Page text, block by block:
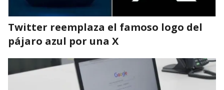
Twitter reemplaza el famoso logo del
pájaro azul por una X